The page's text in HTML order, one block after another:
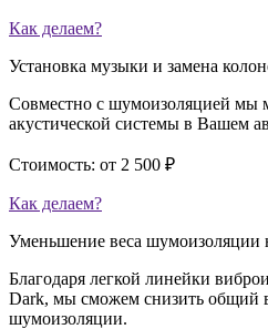
Как делаем?
Установка музыки и замена
Совместно с шумоизоляцией мы
акустической системы в Вашем
Стоимость: от 2 500 ₽
Как делаем?
Уменьшение веса шумоизоляции
Благодаря легкой линейки
Dark, мы сможем снизить общий
шумоизоляции.